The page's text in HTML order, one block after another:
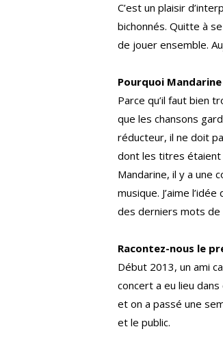
C’est un plaisir
bichonnés. Quitte à
de jouer ensemble.
Pourquoi Mandarine
Parce qu’il faut bien
que les chansons
réducteur, il ne doit
dont les titres étaient
Mandarine, il y a une
musique. J’aime
des derniers mots de
Racontez-nous le
Début 2013, un ami
concert a eu lieu dans
et on a passé une
et le public.